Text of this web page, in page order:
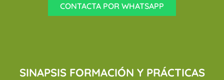
CONTACTA POR WHATSAPP
SINAPSIS FORMACIÓN Y PRÁCTICAS